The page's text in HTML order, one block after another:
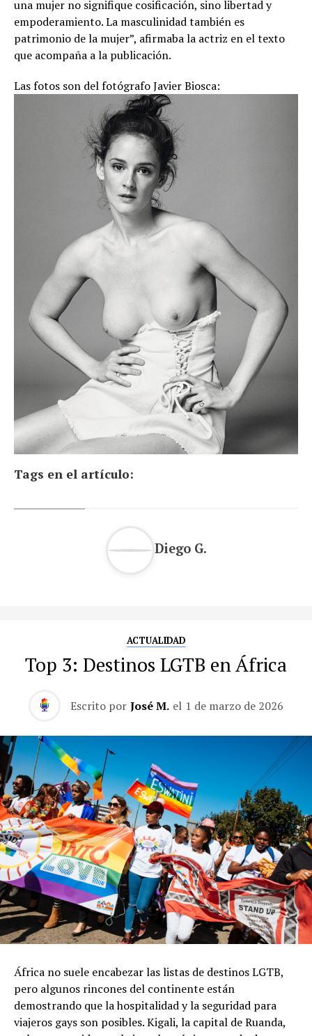
una mujer no signifique cosificación, sino libertad y
empoderamiento. La masculinidad también es
patrimonio de la mujer”, afirmaba la actriz en el texto
que acompaña a la publicación.
Las fotos son del fotógrafo Javier Biosca:
Tags en el artículo:
Diego G.
ACTUALIDAD
Top 3: Destinos LGTB en África
Escrito por José M. el 1 de marzo de 2026
África no suele encabezar las listas de destinos LGTB,
pero algunos rincones del continente están
demostrando que la hospitalidad y la seguridad para
viajeros gays son posibles. Kigali, la capital de Ruanda,